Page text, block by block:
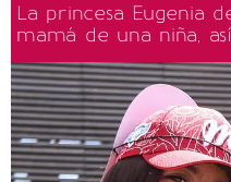
La princesa Eugenia
mamá de una niña,